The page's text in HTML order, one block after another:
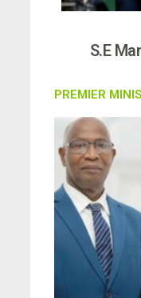
S.E
PREMIER